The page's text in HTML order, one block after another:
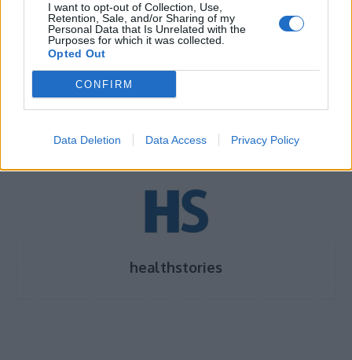
I want to opt-out of Collection, Use,
Retention, Sale, and/or Sharing of my
Personal Data that Is Unrelated with the
Purposes for which it was collected.
Opted Out
CONFIRM
Data Deletion Data Access Privacy Policy
16 σημεία που παγιδεύουν άσχημες μυρωδιές
στο σπίτι
healthstories